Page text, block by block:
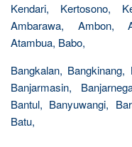
Kendari, Kertosono,
Ambarawa, Ambon,
Atambua, Babo,
Bangkalan,
Banjarmasin,
Bantul, Banyuwangi,
Batu,